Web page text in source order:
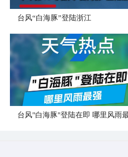
台风“白海豚”登陆浙江